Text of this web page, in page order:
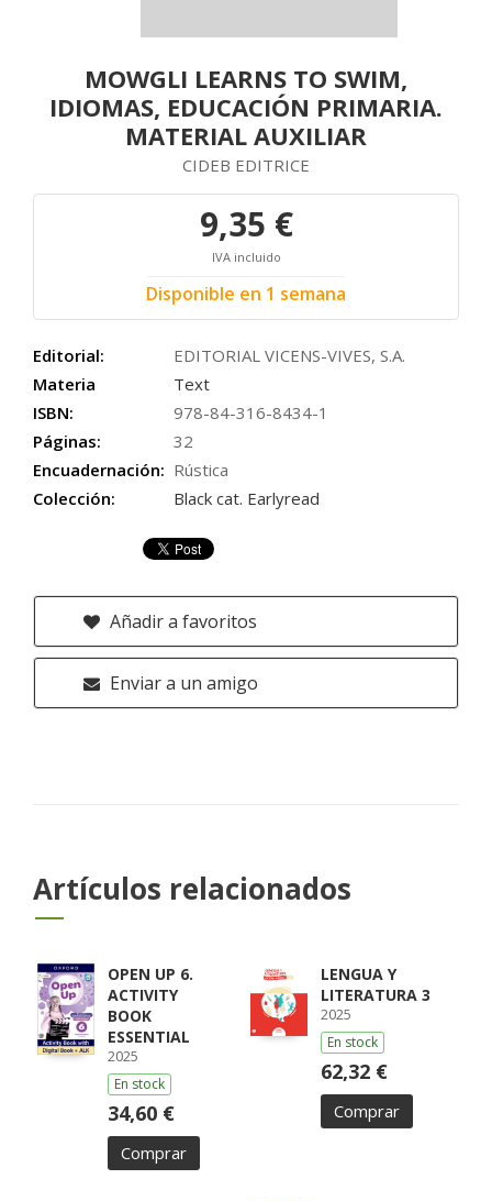
MOWGLI LEARNS TO SWIM,
IDIOMAS, EDUCACIÓN PRIMARIA.
MATERIAL AUXILIAR
CIDEB EDITRICE
9,35 €
IVA incluido
Disponible en 1 semana
Editorial:
EDITORIAL VICENS-VIVES, S.A.
Materia
Text
ISBN:
978-84-316-8434-1
Páginas:
32
Encuadernación: Rústica
Colección:
Black cat. Earlyread
Añadir a favoritos
Enviar a un amigo
Artículos relacionados
OPEN UP 6.
ACTIVITY
BOOK
ESSENTIAL
2025
En stock
34,60 €
Comprar
LENGUA Y
LITERATURA 3
2025
En stock
62,32 €
Comprar